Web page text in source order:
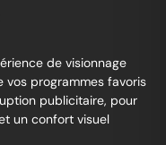
de visionnage
vos programmes favoris
publicitaire, pour
un confort visuel